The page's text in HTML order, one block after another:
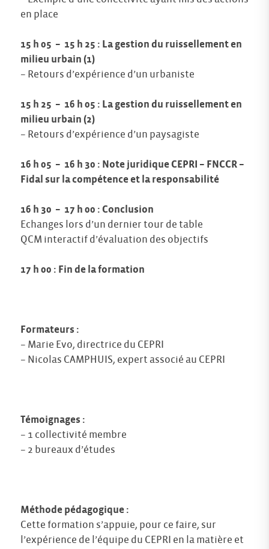
en place
15 h 05 – 15 h 25 : La gestion du ruissellement en
milieu urbain (1)
– Retours d’expérience d’un urbaniste
15 h 25 – 16 h 05 : La gestion du ruissellement en
milieu urbain (2)
– Retours d’expérience d’un paysagiste
16 h 05 – 16 h 30 : Note juridique CEPRI – FNCCR –
Fidal sur la compétence et la responsabilité
16 h 30 – 17 h 00 : Conclusion
Echanges lors d’un dernier tour de table
QCM interactif d’évaluation des objectifs
17 h 00 : Fin de la formation
Formateurs :
– Marie Evo, directrice du CEPRI
– Nicolas CAMPHUIS, expert associé au CEPRI
Témoignages :
– 1 collectivité membre
– 2 bureaux d’études
Méthode pédagogique :
Cette formation s’appuie, pour ce faire, sur
l’expérience de l’équipe du CEPRI en la matière et